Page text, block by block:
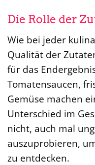
Die Rolle der
Wie bei jeder
Qualität der
für das
Tomatensaucen,
Gemüse machen
Unterschied im
nicht, auch mal
auszuprobieren,
zu entdecken.